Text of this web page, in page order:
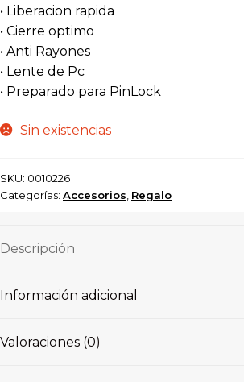
• Liberacion rapida
• Cierre optimo
• Anti Rayones
• Lente de Pc
• Preparado para PinLock
Sin existencias
SKU: 0010226
Categorías: Accesorios Regalo
Descripción
Información adicional
Valoraciones (0)